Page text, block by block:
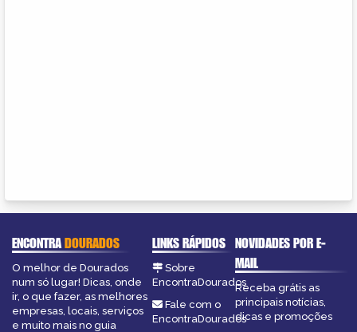
ENCONTRADOURADOS
O melhor de Dourados
num só lugar! Dicas, onde
ir, o que fazer, as melhores
empresas, locais, serviços
e muito mais no guia
LINKS RÁPIDOS
Sobre
EncontraDourados
Fale com o
EncontraDourados
NOVIDADES POR E-
MAIL
Receba grátis as
principais notícias,
dicas e promoções